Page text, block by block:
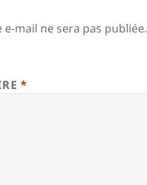
e-mail ne sera pas publiée.
*